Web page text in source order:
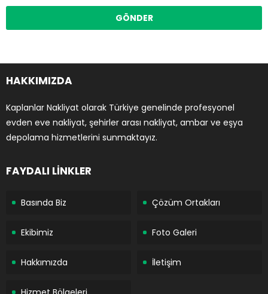
HAKKIMIZDA
Kaplanlar Nakliyat olarak Türkiye genelinde profesyonel
evden eve nakliyat, şehirler arası nakliyat, ambar ve eşya
depolama hizmetlerini sunmaktayız.
FAYDALI LİNKLER
Basında Biz Çözüm Ortakları
Ekibimiz Foto Galeri
Hakkımızda İletişim